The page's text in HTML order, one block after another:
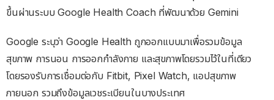
ขึ้นผ่านระบบ Google Health Coach ที่พัฒนาด้วย Gemini
Google ระบุว่า Google Health ถูกออกแบบมาเพื่อรวมข้อมูล
สุขภาพ การนอน การออกกำลังกาย และสุขภาพโดยรวมไว้ในที่เดียว
โดยรองรับการเชื่อมต่อกับ Fitbit, Pixel Watch, แอปสุขภาพ
ภายนอก รวมถึงข้อมูลเวชระเบียนในบางประเทศ